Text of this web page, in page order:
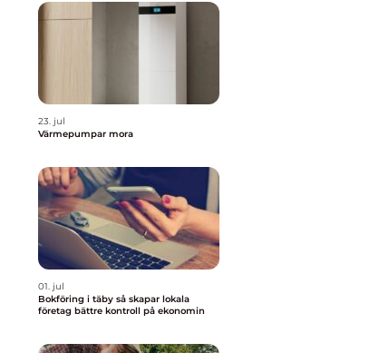
23. jul
Värmepumpar mora
01. jul
Bokföring i täby så skapar lokala
företag bättre kontroll på ekonomin